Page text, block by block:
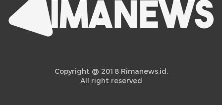
Copyright @ 2018 Rimanews.id.
All right reserved